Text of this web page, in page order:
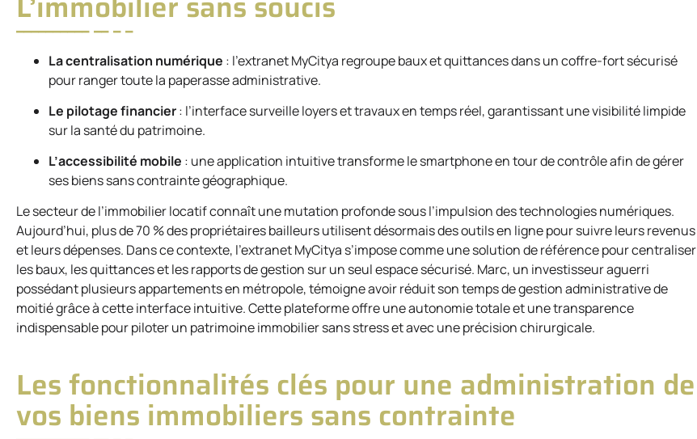
La centralisation numérique : l’extranet MyCitya regroupe baux et quittances dans un coffre-fort sécurisé
pour ranger toute la paperasse administrative.
Le pilotage financier: l’interface surveille loyers et travaux en temps réel, garantissant une visibilité limpide
sur la santé du patrimoine.
L’accessibilité mobile : une application intuitive transforme le smartphone en tour de contrôle afin de gérer
ses biens sans contrainte géographique.
Le secteur de l’immobilier locatif connaît une mutation profonde sous l’impulsion des technologies numériques.
Aujourd’hui, plus de 70 % des propriétaires bailleurs utilisent désormais des outils en ligne pour suivre leurs revenus
et leurs dépenses. Dans ce contexte, l’extranet MyCitya s’impose comme une solution de référence pour centraliser
les baux, les quittances et les rapports de gestion sur un seul espace sécurisé. Marc, un investisseur aguerri
possédant plusieurs appartements en métropole, témoigne avoir réduit son temps de gestion administrative de
moitié grâce à cette interface intuitive. Cette plateforme offre une autonomie totale et une transparence
indispensable pour piloter un patrimoine immobilier sans stress et avec une précision chirurgicale.
Les fonctionnalités clés pour une administration de
vos biens immobiliers sans contrainte